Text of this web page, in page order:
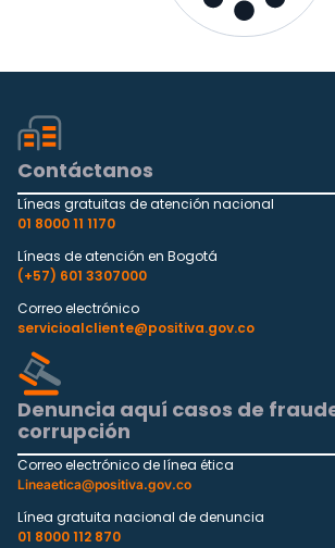
Contáctanos
Líneas gratuitas de atención nacional
01 8000 11 1170
Líneas de atención en Bogotá
(+57) 601 3307000
Correo electrónico
servicioalcliente@positiva.gov.co
Denuncia aquí casos de
corrupción
Correo electrónico de línea ética
Lineaetica@positiva.gov.co
Línea gratuita nacional de denuncia
01 8000 112 870